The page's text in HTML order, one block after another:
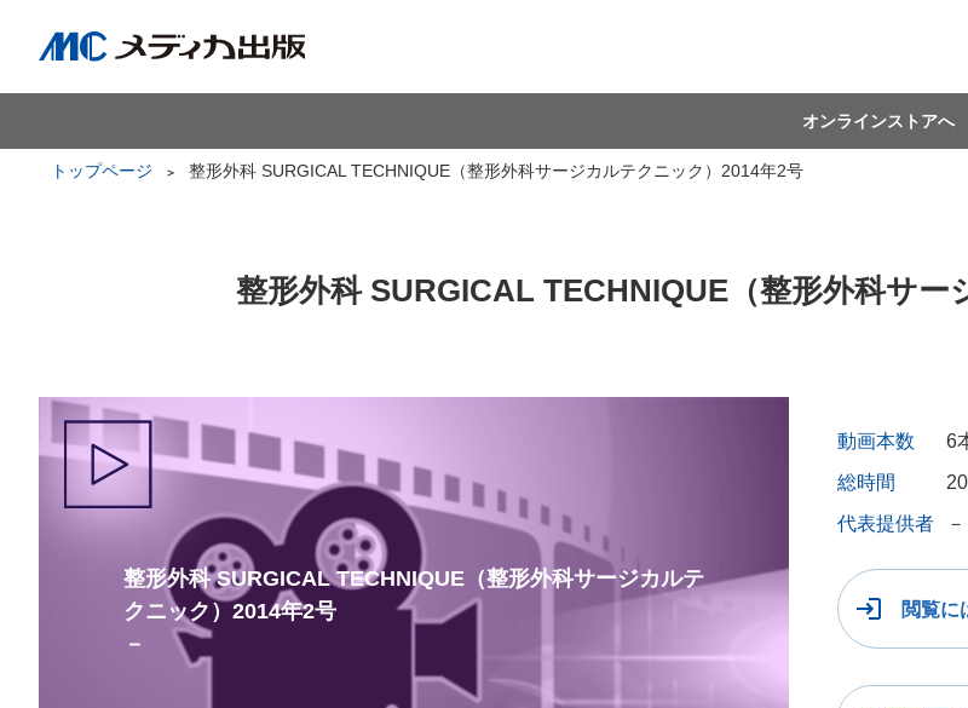
オンラインストアへ
トップページ 整形外科 SURGICAL TECHNIQUE（整形外科サージカルテクニック）2014年2号
整形外科 SURGICAL TECHNIQUE（整形外科サ
整形外科 SURGICAL TECHNIQUE（整形外科サージカルテ
クニック）2014年2号
－
動画本数
6
総時間
代表提供者
－
閲覧に